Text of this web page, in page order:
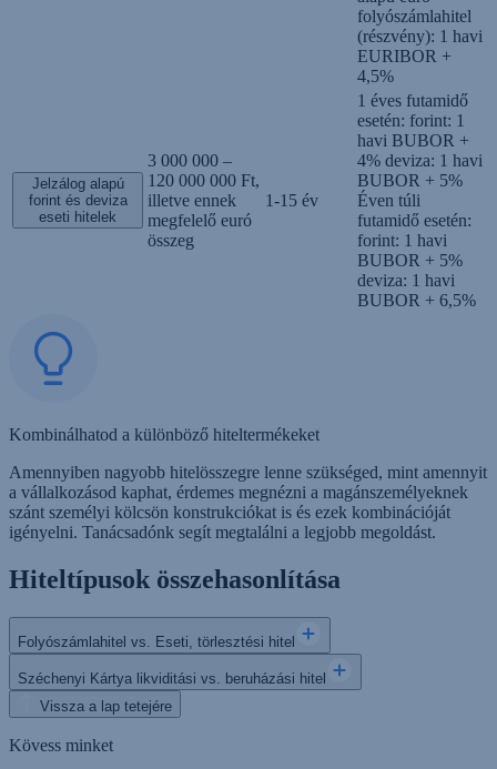
folyószámlahitel
(részvény): 1 havi
EURIBOR +
4,5%
Jelzálog alapú
forint és deviza
eseti hitelek
3 000 000 –
120 000 000 Ft,
illetve ennek
megfelelő euró
összeg
1-15 év
1 éves futamidő
esetén: forint: 1
havi BUBOR +
4% deviza: 1 havi
BUBOR + 5%
Éven túli
futamidő esetén:
forint: 1 havi
BUBOR + 5%
deviza: 1 havi
BUBOR + 6,5%
Kombinálhatod a különböző hiteltermékeket
Amennyiben nagyobb hitelösszegre lenne szükséged, mint amennyit
a vállalkozásod kaphat, érdemes megnézni a magánszemélyeknek
szánt személyi kölcsön konstrukciókat is és ezek kombinációját
igényelni. Tanácsadónk segít megtalálni a legjobb megoldást.
Hiteltípusok összehasonlítása
Folyószámlahitel vs. Eseti, törlesztési hitel
Széchenyi Kártya likviditási vs. beruházási hitel
Vissza a lap tetejére
Kövess minket